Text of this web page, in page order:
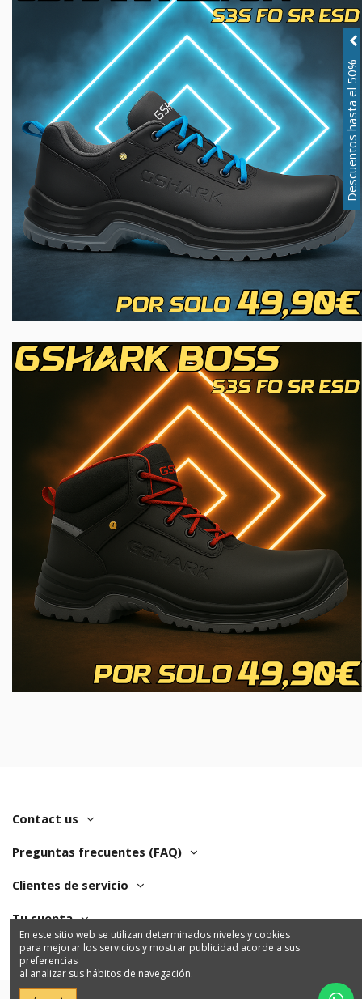
Contact us
Preguntas frecuentes (FAQ)
Clientes de servicio
Tu cuenta
En este sitio web se utilizan determinados niveles y cookies
para mejorar los servicios y mostrar publicidad acorde a sus
preferencias
al analizar sus hábitos de navegación.
Descuentos hasta el 50%